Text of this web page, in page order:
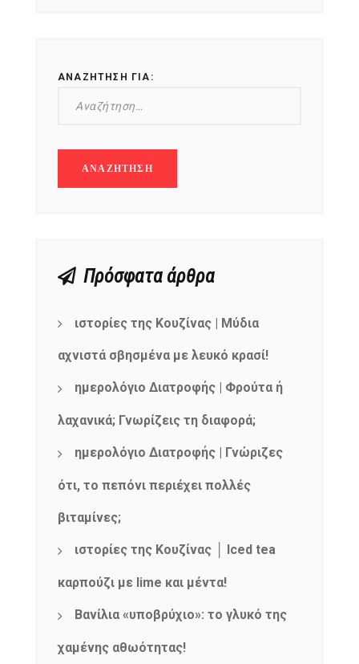
ΑΝΑΖΉΤΗΣΗ ΓΙΑ:
Πρόσφατα άρθρα
ιστορίες της Κουζίνας | Μύδια
αχνιστά σβησμένα με λευκό κρασί!
ημερολόγιο Διατροφής | Φρούτα ή
λαχανικά; Γνωρίζεις τη διαφορά;
ημερολόγιο Διατροφής | Γνώριζες
ότι, το πεπόνι περιέχει πολλές
βιταμίνες;
ιστορίες της Κουζίνας │ Iced tea
καρπούζι με lime και μέντα!
Βανίλια «υποβρύχιο»: το γλυκό της
χαμένης αθωότητας!
NEWSLETTER
Get ti
mel
y updates
fro
m
your favorite
products